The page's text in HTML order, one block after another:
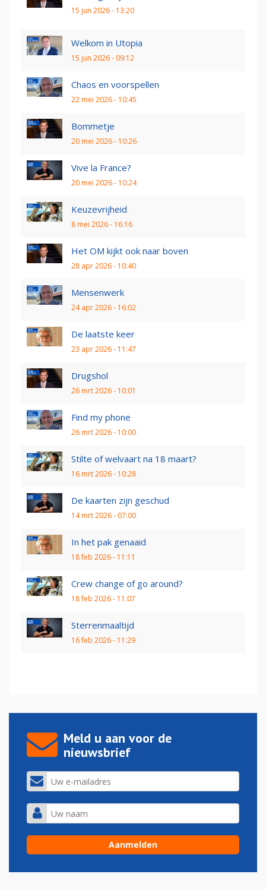
15 jun 2026 - 13:20
Welkom in Utopia
15 jun 2026 - 09:12
Chaos en voorspellen
22 mei 2026 - 10:45
Bommetje
20 mei 2026 - 10:26
Vive la France?
20 mei 2026 - 10:24
Keuzevrijheid
8 mei 2026 - 16:16
Het OM kijkt ook naar boven
28 apr 2026 - 10:40
Mensenwerk
24 apr 2026 - 16:02
De laatste keer
23 apr 2026 - 11:47
Drugshol
26 mrt 2026 - 10:01
Find my phone
26 mrt 2026 - 10:00
Stilte of welvaart na 18 maart?
16 mrt 2026 - 10:28
De kaarten zijn geschud
14 mrt 2026 - 07:00
In het pak genaaid
18 feb 2026 - 11:11
Crew change of go around?
18 feb 2026 - 11:07
Sterrenmaaltijd
16 feb 2026 - 11:29
Meld u aan voor de
nieuwsbrief